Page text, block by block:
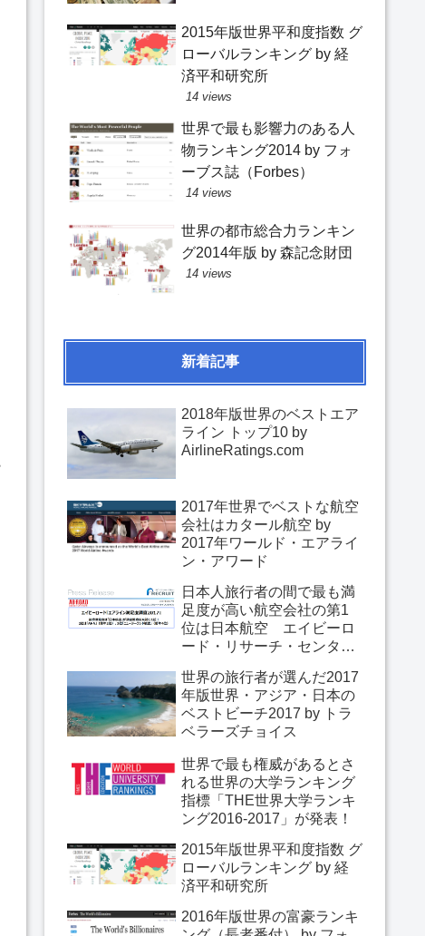
2015年版世界平和度指数 グ
ローバルランキング by 経
済平和研究所
14 views
世界で最も影響力のある人
物ランキング2014 by フォ
ーブス誌（Forbes）
14 views
世界の都市総合力ランキン
グ2014年版 by 森記念財団
14 views
新着記事
2018年版世界のベストエア
ライン トップ10 by
AirlineRatings.com
2017年世界でベストな航空
会社はカタール航空 by
2017年ワールド・エアライ
ン・アワード
日本人旅行者の間で最も満
足度が高い航空会社の第1
位は日本航空 エイビーロ
ード・リサーチ・センター
2017」
世界の旅行者が選んだ2017
年版世界・アジア・日本の
ベストビーチ2017 by トラ
ベラーズチョイス
世界で最も権威があるとさ
れる世界の大学ランキング
指標「THE世界大学ランキ
ング2016-2017」が発表！
2015年版世界平和度指数 グ
ローバルランキング by 経
済平和研究所
2016年版世界の富豪ランキ